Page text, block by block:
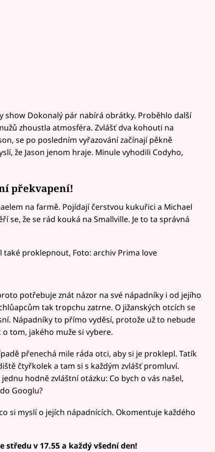
show Dokonalý pár nabírá obrátky. Proběhlo další
zhoustla atmosféra. Zvlášť dva kohouti na
se po posledním vyřazování začínají pěkně
že Jason jenom hraje. Minule vyhodili Codyho,
překvapení!
na farmě. Pojídají čerstvou kukuřici a Michael
se, že se rád kouká na Smallville. Je to ta správná
také proklepnout, Foto: archiv Prima love
potřebuje znát názor na své nápadníky i od jejího
tak tropchu zatrne. O jižanských otcích se
Nápadníky to přímo vyděsí, protože už to nebude
tom, jakého muže si vybere.
přenechá mile ráda otci, aby si je proklepl. Tatík
čtyřkolek a tam si s každým zvlášť promluví.
hodně zvláštní otázku: Co bych o vás našel,
Googlu?
si myslí o jejích nápadnících. Okomentuje každého
středu v 17.55 a každý všední den!